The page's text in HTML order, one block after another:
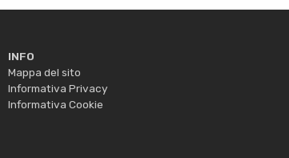
INFO
Mappa del sito
Informativa Privacy
Informativa Cookie